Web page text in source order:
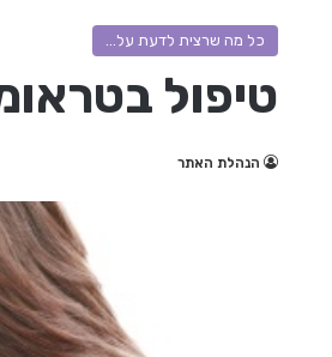
כל מה שרצית לדעת על...
טיפול
הנהלת האתר